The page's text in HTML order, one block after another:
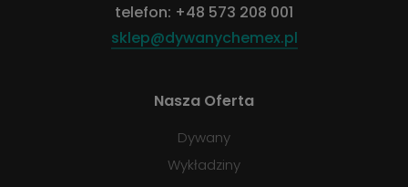
telefon: +48 573 208 001
sklep@dywanychemex.pl
Nasza Oferta
Dywany
Wykładziny